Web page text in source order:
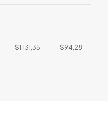
$1.131,35 $94,28